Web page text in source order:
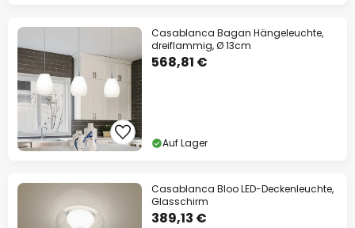
Casablanca Bagan Hängeleuchte,
dreiflammig, Ø 13cm
568,81 €
Auf Lager
Casablanca Bloo LED-Deckenleuchte,
Glasschirm
389,13 €